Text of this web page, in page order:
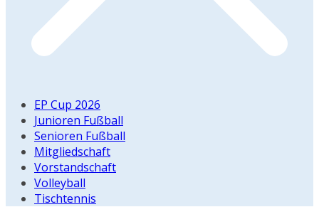
EP Cup 2026
Junioren Fußball
Senioren Fußball
Mitgliedschaft
Vorstandschaft
Volleyball
Tischtennis